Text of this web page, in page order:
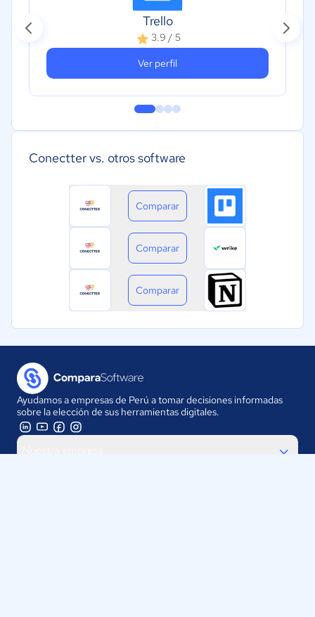
Trello
3.9 / 5
Ver perfil
Conectter vs. otros software
Comparar
Comparar
Comparar
Ayudamos a empresas de Perú a tomar decisiones informadas
sobre la elección de sus herramientas digitales.